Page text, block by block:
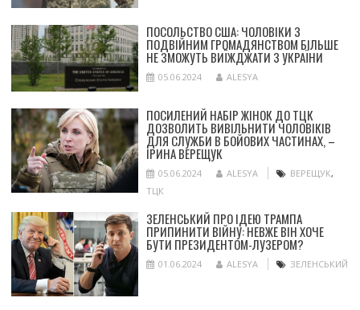
ПОСОЛЬСТВО США: ЧОЛОВІКИ З
ПОДВІЙНИМ ГРОМАДЯНСТВОМ БІЛЬШЕ
НЕ ЗМОЖУТЬ ВИЇЖДЖАТИ З УКРАЇНИ
05.06.2024 ALESYA
ПОСИЛЕНИЙ НАБІР ЖІНОК ДО ТЦК
ДОЗВОЛИТЬ ВИВІЛЬНИТИ ЧОЛОВІКІВ
ДЛЯ СЛУЖБИ В БОЙОВИХ ЧАСТИНАХ, –
ІРИНА ВЕРЕЩУК
05.06.2024 ALESYA ВЕРЕЩУК,
ТЦК
ЗЕЛЕНСЬКИЙ ПРО ІДЕЮ ТРАМПА
ПРИПИНИТИ ВІЙНУ: НЕВЖЕ ВІН ХОЧЕ
БУТИ ПРЕЗИДЕНТОМ-ЛУЗЕРОМ?
01.06.2024 ALESYA ЗЕЛЕНСЬКИЙ